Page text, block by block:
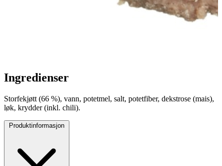
Ingredienser
Storfekjøtt (66 %), vann, potetmel, salt, potetfiber, dekstrose (mais),
løk, krydder (inkl. chili).
Produktinformasjon